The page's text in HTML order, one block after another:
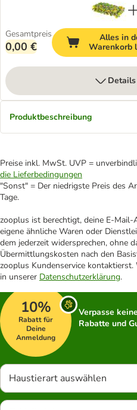
Gesamtpreis
0,00 €
Alles in
Warenkorb
Produktbeschreibung
Preise inkl. MwSt. UVP =
die Lieferbedingungen
"Sonst" = Der niedrigste Preis des
Tage.
zooplus ist berechtigt, deine E-
eigene ähnliche Waren oder
dem jederzeit widersprechen, ohne
Übermittlungskosten nach den
zooplus Kundenservice
in unserer Datenschutzerklärung.
10%
Rabatt für
Deine
Anmeldung
Verpasse
Rabatte und
Haustierart auswählen